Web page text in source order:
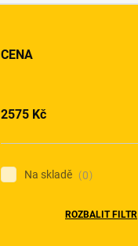
CENA
2575 Kč
Na skladě 0
ROZBALIT FILTR